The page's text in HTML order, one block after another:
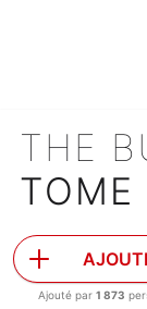
THE
TOME
Ajouté par 1 873